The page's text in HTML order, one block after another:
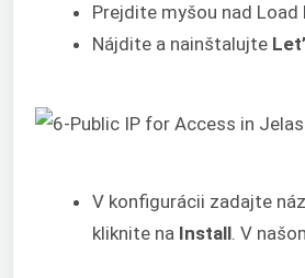
Prejdite myšou nad Load
Nájdite a nainštalujte
V konfigurácii zadajte
kliknite na Install. V